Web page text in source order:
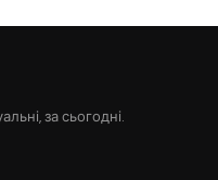
за сьогодні.